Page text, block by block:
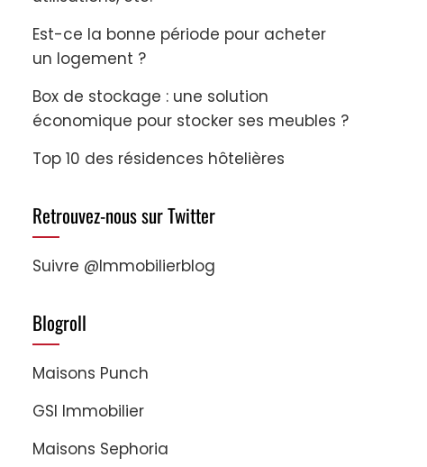
Est-ce la bonne période pour acheter
un logement ?
Box de stockage : une solution
économique pour stocker ses meubles ?
Top 10 des résidences hôtelières
Retrouvez-nous sur Twitter
Suivre @Immobilierblog
Blogroll
Maisons Punch
GSI Immobilier
Maisons Sephoria